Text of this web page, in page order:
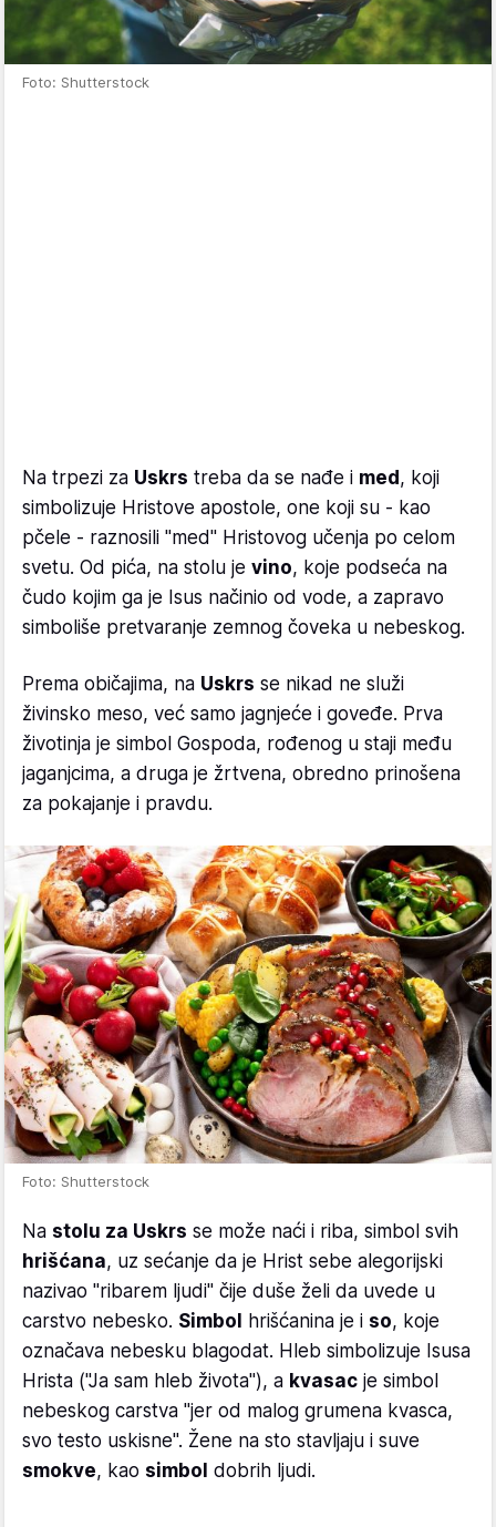
Foto: Shutterstock
Na trpezi za Uskrs treba da se nađe i med , koji
simbolizuje Hristove apostole, one koji su - kao
pčele - raznosili "med" Hristovog učenja po celom
svetu. Od pića, na stolu je vino, koje podseća na
čudo kojim ga je Isus načinio od vode, a zapravo
simboliše pretvaranje zemnog čoveka u nebeskog.
Prema običajima, na Uskrs se nikad ne služi
živinsko meso, već samo jagnjeće i goveđe. Prva
životinja je simbol Gospoda, rođenog u staji među
jaganjcima, a druga je žrtvena, obredno prinošena
za pokajanje i pravdu.
Foto: Shutterstock
Na stolu za Uskrs se može naći i riba, simbol svih
hrišćana, uz sećanje da je Hrist sebe alegorijski
nazivao "ribarem ljudi" čije duše želi da uvede u
carstvo nebesko. Simbol hrišćanina je i so, koje
označava nebesku blagodat. Hleb simbolizuje Isusa
Hrista ("Ja sam hleb života"), a kvasac je simbol
nebeskog carstva "jer od malog grumena kvasca,
svo testo uskisne". Žene na sto stavljaju i suve
smokve, kao simbol dobrih ljudi.